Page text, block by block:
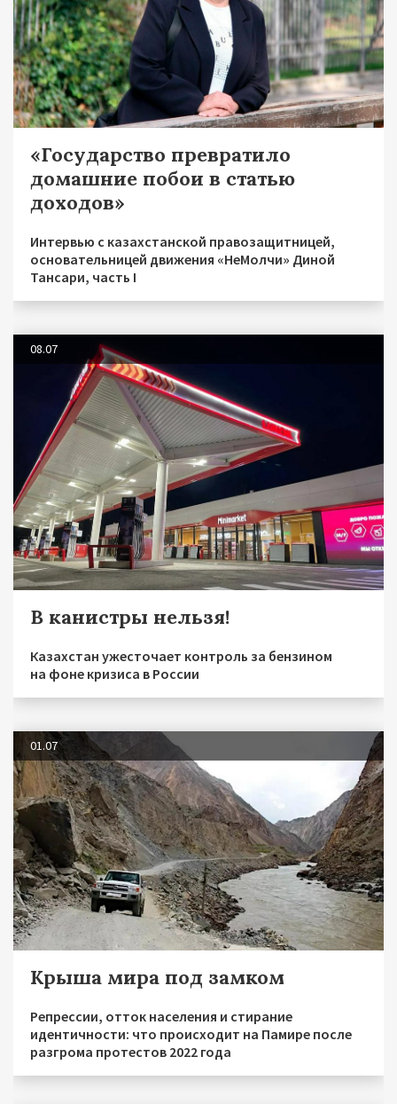
«Государство превратило
домашние побои в статью
доходов»
Интервью с казахстанской правозащитницей,
основательницей движения «НеМолчи» Диной
Тансари, часть I
08.07
В канистры нельзя!
Казахстан ужесточает контроль за бензином
на фоне кризиса в России
01.07
Крыша мира под замком
Репрессии, отток населения и стирание
идентичности: что происходит на Памире после
разгрома протестов 2022 года